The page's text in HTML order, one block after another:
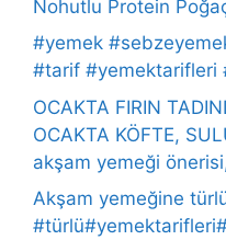
Nohutlu Protein
#yemek
#tarif #yemektarifleri
OCAKTA FIRIN
OCAKTA KÖFTE,
akşam yemeği
Akşam yemeğine